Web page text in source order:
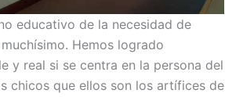
educativo de la necesidad de
Hemos logrado
y real si se centra en la persona del
chicos que ellos son los artífices de